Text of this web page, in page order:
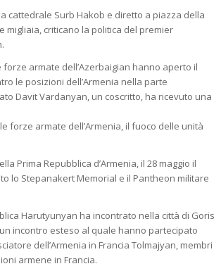
cattedrale Surb Hakob e diretto a piazza della
migliaia, criticano la politica del premier
armate dell’Azerbaigian hanno aperto il
le posizioni dell’Armenia nella parte
Davit Vardanyan, un coscritto, ha ricevuto una
forze armate dell’Armenia, il fuoco delle unità
Prima Repubblica d’Armenia, il 28 maggio il
lo Stepanakert Memorial e il Pantheon militare
Harutyunyan ha incontrato nella città di Goris
incontro esteso al quale hanno partecipato
dell’Armenia in Francia Tolmajyan, membri
armene in Francia.